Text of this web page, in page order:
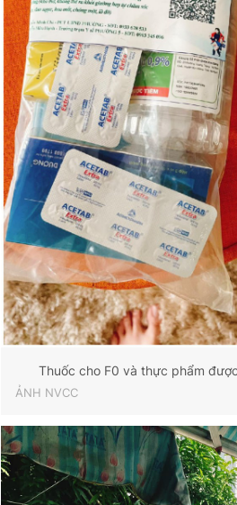
Thuốc cho F0 và thực phẩm
ẢNH NVCC